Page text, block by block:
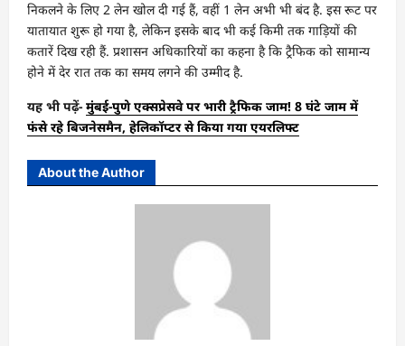
निकलने के लिए 2 लेन खोल दी गई हैं, वहीं 1 लेन अभी भी बंद है. इस रूट पर
यातायात शुरू हो गया है, लेकिन इसके बाद भी कई किमी तक गाड़ियों की
कतारें दिख रही हैं. प्रशासन अधिकारियों का कहना है कि ट्रैफिक को सामान्य
होने में देर रात तक का समय लगने की उम्मीद है.
यह भी पढ़ें- मुंबई-पुणे एक्सप्रेसवे पर भारी ट्रैफिक जाम! 8 घंटे जाम में
फंसे रहे बिजनेसमैन, हेलिकॉप्टर से किया गया एयरलिफ्ट
About the Author